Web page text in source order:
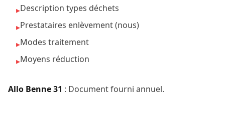
▸Description types déchets
▸Prestataires enlèvement (nous)
▸Modes traitement
▸Moyens réduction
Allo Benne 31 : Document fourni annuel.